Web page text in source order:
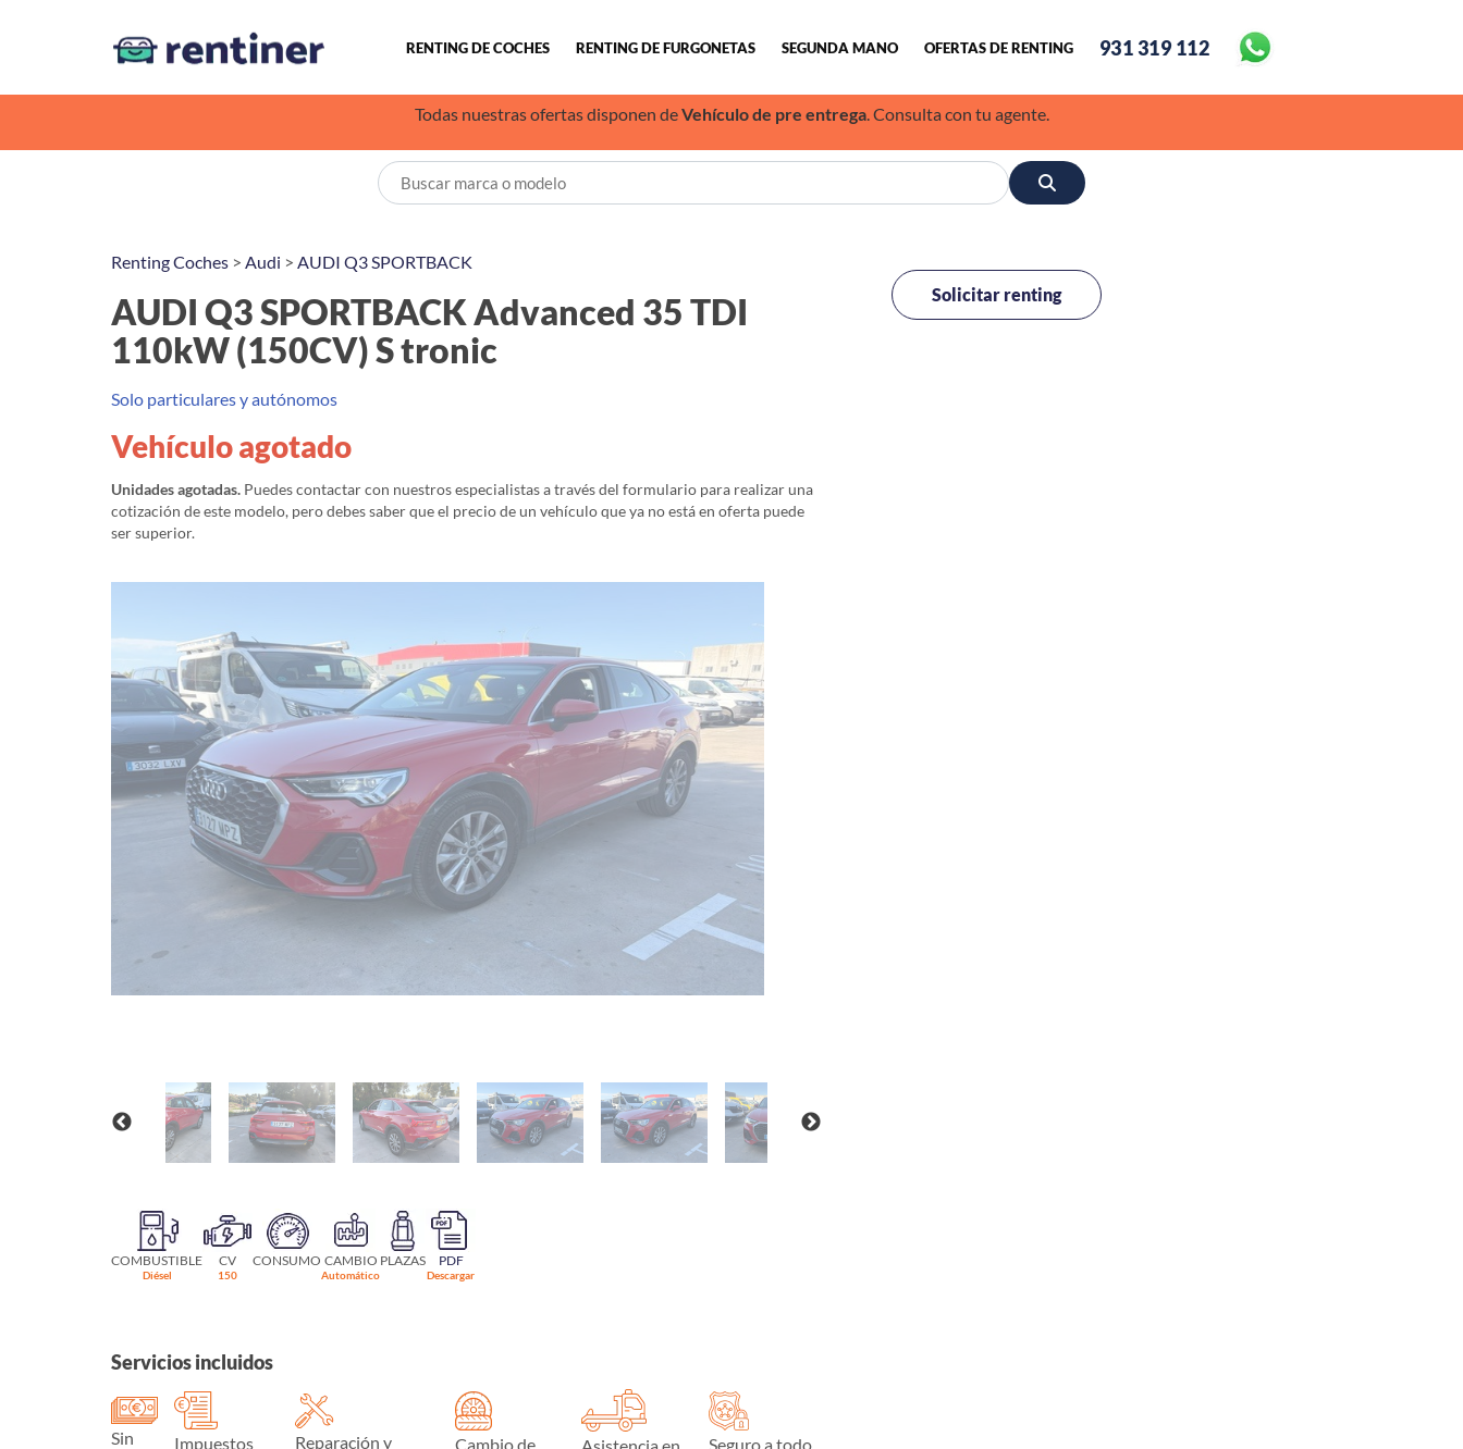
RENTING DE COCHES RENTING DE FURGONETAS SEGUNDA MANO OFERTAS DE RENTING 931 319 112
Todas nuestras ofertas disponen deVehículo de pre entrega. Consulta con tu agente.
Renting Coches > Audi > AUDI Q3 SPORTBACK
AUDI Q3 SPORTBACK Advanced 35 TDI
110kW (150CV) S tronic
Solo particulares y autónomos
Vehículo agotado
Unidades agotadas. Puedes contactar con nuestros especialistas a través del formulario para realizar una
cotización de este modelo, pero debes saber que el precio de un vehículo que ya no está en oferta puede
ser superior.
COMBUSTIBLE
Diésel
CV
150
CONSUMO CAMBIO
Automático
PLAZAS PDF
Descargar
Servicios incluidos
Sin
Impuestos
Reparación y
Cambio de
Seguro a todo
Solicitar renting